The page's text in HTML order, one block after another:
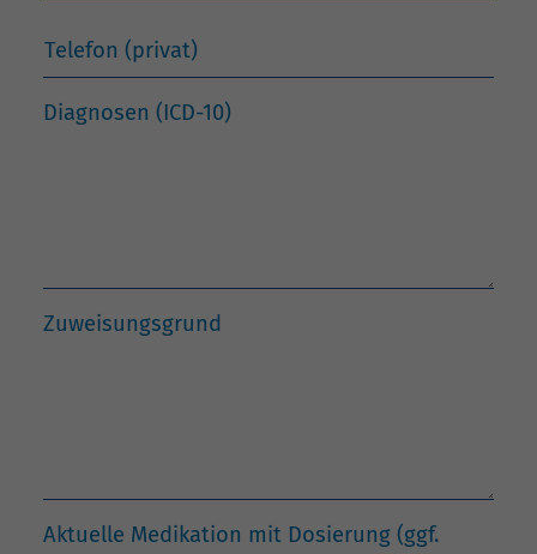
Telefon (privat)
Diagnosen (ICD-10)
Zuweisungsgrund
Aktuelle Medikation mit Dosierung (ggf.